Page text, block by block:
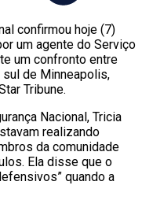
confirmou hoje (7)
um agente do Serviço
um confronto entre
de Minneapolis,
Tribune.
Nacional, Tricia
realizando
da comunidade
Ela disse que o
quando a